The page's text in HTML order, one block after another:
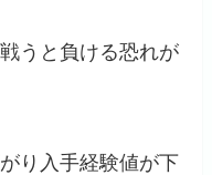
うと負ける恐れが
り入手経験値が下